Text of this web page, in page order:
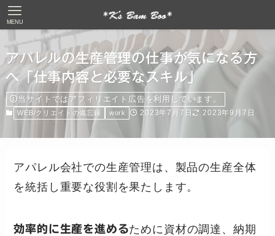
MENU
アパレルの生産管理の仕事が気になる方
へ「仕事内容と必要なスキル」
当サイトではアフィリエイト広告を利用しています。
WEB/クリエイトの備忘録 work 2023年7月7日 2023年9月7日
アパレル会社での生産管理は、製品の生産全体
を統括し重要な役割を果たします。
効率的に生産を進めるために資材の調達、納期